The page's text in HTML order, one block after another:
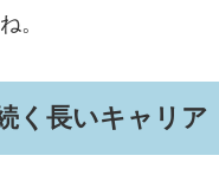
。
く長いキャリア